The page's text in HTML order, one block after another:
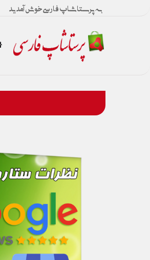
به پرستاشاپ فارسی خوش آمدید